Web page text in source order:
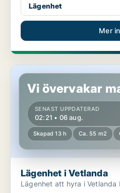
Lägenhet
Mer
Lägenhet i Vetlanda
Vi övervakar
SENAST UPPDATERAD
02:21 • 06 aug.
Skapad 13 h Ca. 55 m2
Lägenhet i Vetlanda